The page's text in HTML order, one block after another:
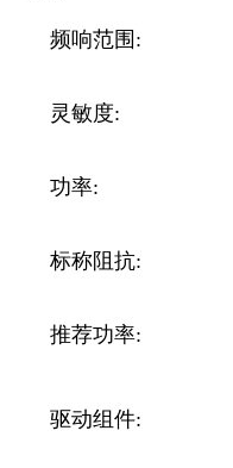
频响范围:
灵敏度:
功率:
标称阻抗:
推荐功率:
驱动组件: